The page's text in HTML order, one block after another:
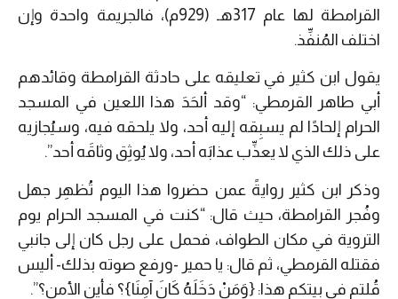
القرامطة لها عام 317هـ (929م)، فالجريمة واحدة وإن
اختلف المُنفِّذ.
يقول ابن كثير في تعليقه على حادثة القرامطة وقائدهم
أبي طاهر القرمطي: “وقد ألحَدَ هذا اللعين في المسجد
الحرام إلحادًا لم يسبِقه إليه أحد، ولا يلحقه فيه، وسيُجازيه
على ذلك الذي لا يعذِّب عذابَه أحد، ولا يُوثِق وثاقَه أحد”.
وذكر ابن كثير روايةً عمن حضروا هذا اليوم تُظهِر جهل
وفُجر القرامطة، حيث قال: “كنت في المسجد الحرام يوم
التروية في مكان الطواف، فحمل على رجل كان إلى جانبي
فقتله القرمطي، ثم قال: يا حمير -ورفع صوته بذلك- أليس
قُلتم في بيتكم هذا: {وَمَنْ دَخَلَهُ كَانَ آمِنَا}؟ فأين الأمن؟”.